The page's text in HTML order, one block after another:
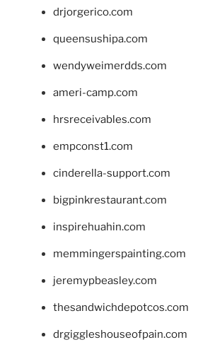
drjorgerico.com
queensushipa.com
wendyweimerdds.com
ameri-camp.com
hrsreceivables.com
empconst1.com
cinderella-support.com
bigpinkrestaurant.com
inspirehuahin.com
memmingerspainting.com
jeremypbeasley.com
thesandwichdepotcos.com
drgiggleshouseofpain.com